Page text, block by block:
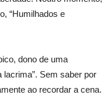
“Humilhados e
dono de uma
lacrima”. Sem saber por
ao recordar a cena.